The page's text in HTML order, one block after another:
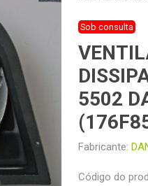
Sob consulta
5502
Fabricante:
Código do